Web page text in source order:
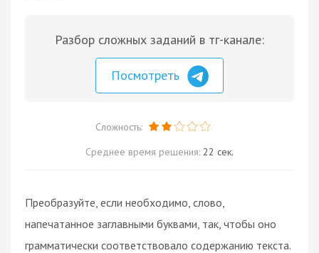
Разбор сложных заданий в тг-канале:
Посмотреть
Сложность:
Среднее время решения: 22 сек.
Преобразуйте, если необходимо, слово,
напечатанное заглавными буквами, так, чтобы оно
грамматически соответствовало содержанию текста.